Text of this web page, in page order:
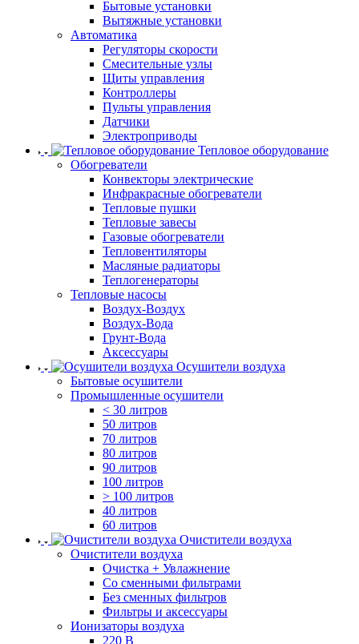
Бытовые установки
Вытяжные установки
Автоматика
Регуляторы скорости
Смесительные узлы
Щиты управления
Контроллеры
Пульты управления
Датчики
Электроприводы
Тепловое оборудование
Обогреватели
Конвекторы электрические
Инфракрасные обогреватели
Тепловые пушки
Тепловые завесы
Газовые обогреватели
Тепловентиляторы
Масляные радиаторы
Теплогенераторы
Тепловые насосы
Воздух-Воздух
Воздух-Вода
Грунт-Вода
Аксессуары
Осушители воздуха
Бытовые осушители
Промышленные осушители
< 30 литров
50 литров
70 литров
80 литров
90 литров
100 литров
> 100 литров
40 литров
60 литров
Очистители воздуха
Очистители воздуха
Очистка + Увлажнение
Cо сменными фильтрами
Без сменных фильтров
Фильтры и аксессуары
Ионизаторы воздуха
220 В